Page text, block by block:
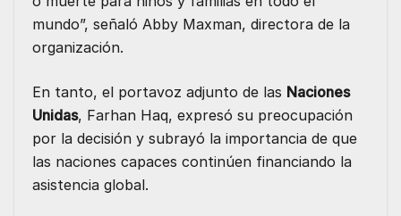
mundo”, señaló Abby Maxman, directora de la
organización.
En tanto, el portavoz adjunto de las Naciones
Unidas, Farhan Haq, expresó su preocupación
por la decisión y subrayó la importancia de que
las naciones capaces continúen financiando la
asistencia global.